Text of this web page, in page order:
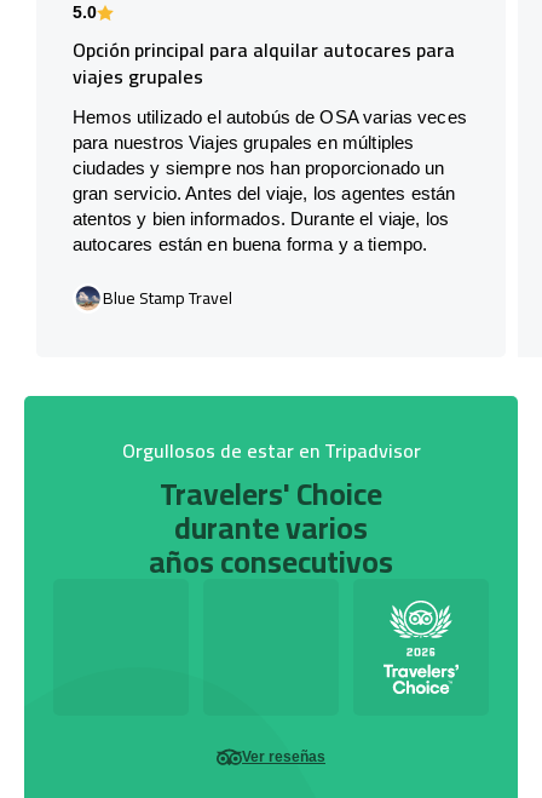
5.0
Opción principal para alquilar autocares para
viajes grupales
Hemos utilizado el autobús de OSA varias veces
para nuestros Viajes grupales en múltiples
ciudades y siempre nos han proporcionado un
gran servicio. Antes del viaje, los agentes están
atentos y bien informados. Durante el viaje, los
autocares están en buena forma y a tiempo.
Blue Stamp Travel
Orgullosos de estar en Tripadvisor
Travelers' Choice
durante varios
años consecutivos
Ver reseñas